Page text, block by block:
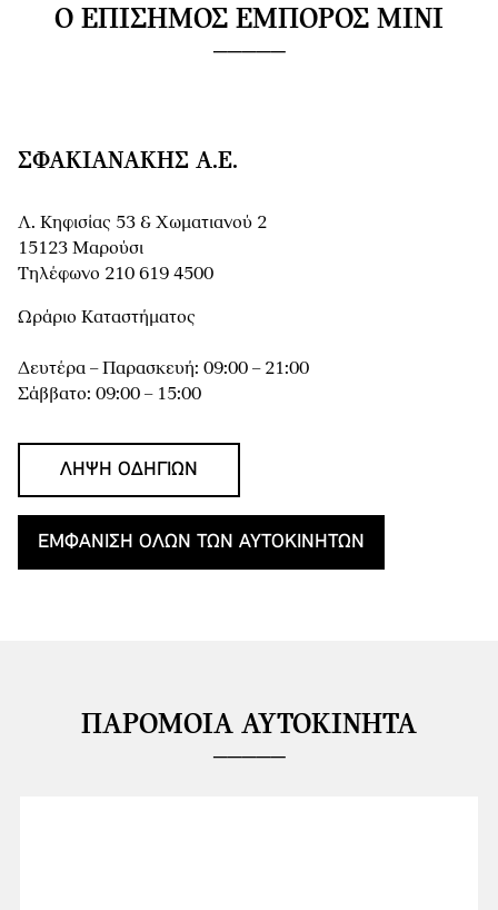
Ο ΕΠΊΣΗΜΟΣ ΈΜΠΟΡΟΣ MINI
ΣΦΑΚΙΑΝΆΚΗΣ Α.Ε.
Λ. Κηφισίας 53 & Χωματιανού 2
15123 Μαρούσι
Τηλέφωνο 210 619 4500
Ωράριο Καταστήματος
Δευτέρα – Παρασκευή: 09:00 – 21:00
Σάββατο: 09:00 – 15:00
ΛΉΨΗ ΟΔΗΓΙΏΝ
ΕΜΦΆΝΙΣΗ ΌΛΩΝ ΤΩΝ ΑΥΤΟΚΙΝΉΤΩΝ
ΠΑΡΌΜΟΙΑ ΑΥΤΟΚΊΝΗΤΑ